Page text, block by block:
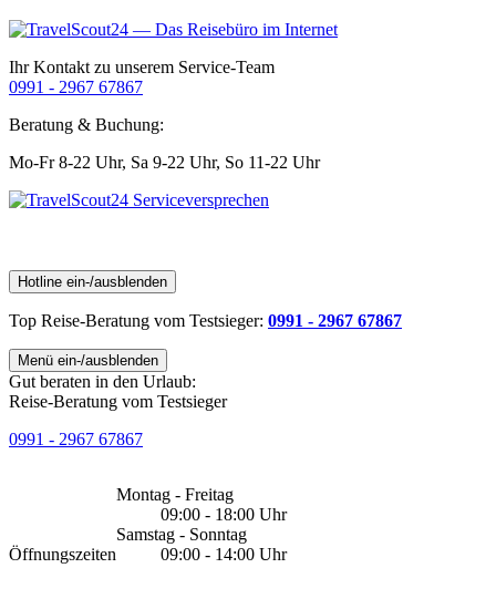
Ihr Kontakt zu unserem Service-Team
0991 - 2967 67867
Beratung & Buchung:
Mo-Fr 8-22 Uhr, Sa 9-22 Uhr, So 11-22 Uhr
Hotline ein-/ausblenden
Top Reise-Beratung vom Testsieger: 0991 - 2967 67867
Menü ein-/ausblenden
Gut beraten in den Urlaub:
Reise-Beratung vom Testsieger
0991 - 2967 67867
Öffnungszeiten
Montag - Freitag
09:00 - 18:00 Uhr
Samstag - Sonntag
09:00 - 14:00 Uhr